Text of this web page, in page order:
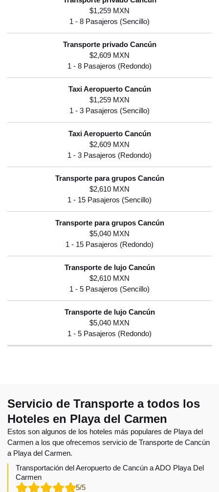
$1,259 MXN
$2,609 MXN
$1,259 MXN
$2,609 MXN
$2,610 MXN
$5,040 MXN
$2,610 MXN
$5,040 MXN
Servicio de Transporte a todos los
Hoteles en Playa del Carmen
Estos son algunos de los hoteles más populares de Playa del
Carmen a los que ofrecemos servicio de Transporte de Cancún
a Playa del Carmen.
Transportación del Aeropuerto de Cancún a ADO Playa Del
Carmen
5/5